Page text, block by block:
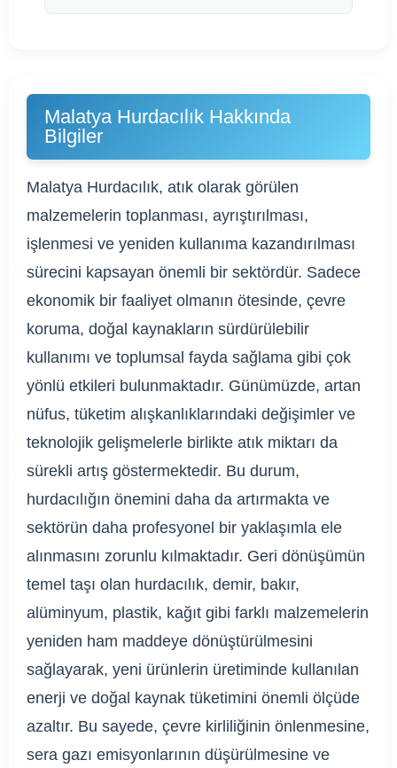
Malatya Hurdacılık Hakkında
Bilgiler
Malatya Hurdacılık, atık olarak görülen
malzemelerin toplanması, ayrıştırılması,
işlenmesi ve yeniden kullanıma kazandırılması
sürecini kapsayan önemli bir sektördür. Sadece
ekonomik bir faaliyet olmanın ötesinde, çevre
koruma, doğal kaynakların sürdürülebilir
kullanımı ve toplumsal fayda sağlama gibi çok
yönlü etkileri bulunmaktadır. Günümüzde, artan
nüfus, tüketim alışkanlıklarındaki değişimler ve
teknolojik gelişmelerle birlikte atık miktarı da
sürekli artış göstermektedir. Bu durum,
hurdacılığın önemini daha da artırmakta ve
sektörün daha profesyonel bir yaklaşımla ele
alınmasını zorunlu kılmaktadır. Geri dönüşümün
temel taşı olan hurdacılık, demir, bakır,
alüminyum, plastik, kağıt gibi farklı malzemelerin
yeniden ham maddeye dönüştürülmesini
sağlayarak, yeni ürünlerin üretiminde kullanılan
enerji ve doğal kaynak tüketimini önemli ölçüde
azaltır. Bu sayede, çevre kirliliğinin önlenmesine,
sera gazı emisyonlarının düşürülmesine ve